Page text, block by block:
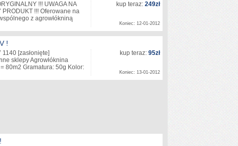
!!! UWAGA NA
PRODUKT !!! Oferowane na
z agrowłókniną
kup teraz: 249zł
Koniec: 12-01-2012
!
1140 [zasłonięte]
sklepy Agrowłóknina
80m2 Gramatura: 50g Kolor:
kup teraz: 95zł
Koniec: 13-01-2012